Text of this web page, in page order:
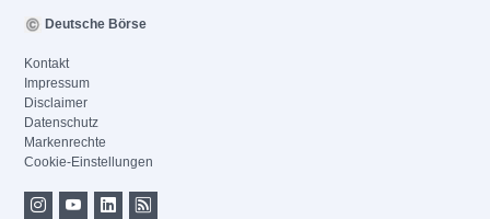
Deutsche Börse
Kontakt
Impressum
Disclaimer
Datenschutz
Markenrechte
Cookie-Einstellungen